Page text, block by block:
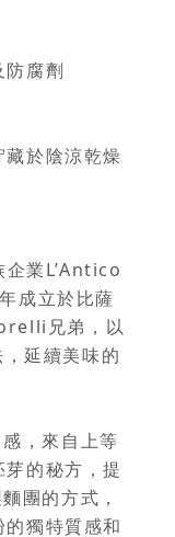
防腐劑
於陰涼乾燥
業L’Antico
成立於比薩
兄弟，以
延續美味的
，來自上等
的秘方，提
團的方式，
獨特質感和